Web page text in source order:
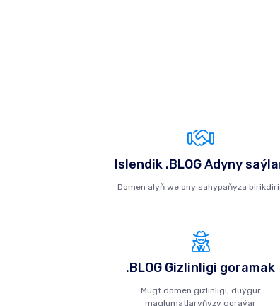
Islendik .BLOG Adyny
Domen alyň we ony sahypaňyza
.BLOG Gizlinligi goramak
Mugt domen gizlinligi, duýgur
maglumatlaryňyzy goraýar